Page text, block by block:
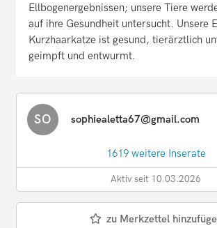
Ellbogenergebnissen; unsere Tiere
auf ihre Gesundheit untersucht. Unsere
Kurzhaarkatze ist gesund, tierärztlich
geimpft und entwurmt.
SO sophiealetta67@gmail.com
1619 weitere Inserate
Aktiv seit 10.03.2026
zu Merkzettel